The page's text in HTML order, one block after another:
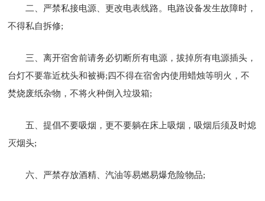
二、严禁私接电源、更改电表线路。电路设备发生故障时，
不得私自拆修;
三、离开宿舍前请务必切断所有电源，拔掉所有电源插头，
台灯不要靠近枕头和被褥;四不得在宿舍内使用蜡烛等明火，不
焚烧废纸杂物，不将火种倒入垃圾箱;
五、提倡不要吸烟，更不要躺在床上吸烟，吸烟后须及时熄
灭烟头;
六、严禁存放酒精、汽油等易燃易爆危险物品;